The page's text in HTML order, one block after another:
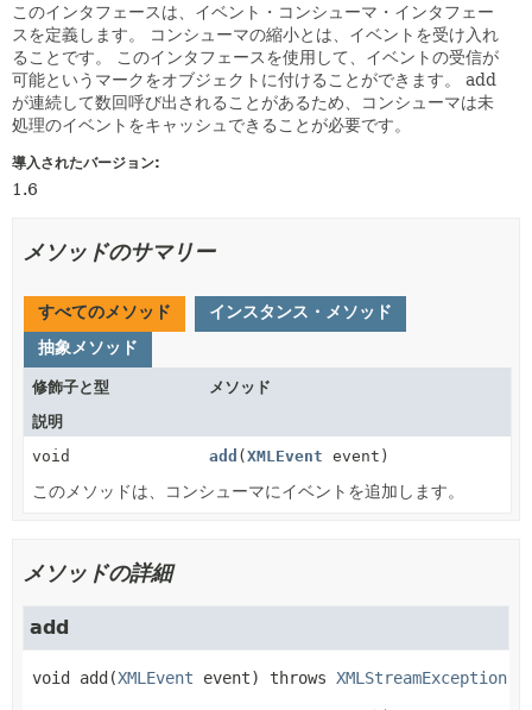
非推奨
索引
ヘルプ
メソッド
このインタフェースは、イベント・コンシューマ・インタフェー
スを定義します。
コンシューマの縮小とは、イベントを受け入れ
ることです。
このインタフェースを使用して、イベントの受信が
可能というマークをオブジェクトに付けることができます。
add
が連続して数回呼び出されることがあるため、コンシューマは未
処理のイベントをキャッシュできることが必要です。
導入されたバージョン:
1.6
メソッドのサマリー
すべてのメソッド
インスタンス・メソッド
抽象メソッド
修飾子と型
メソッド
説明
void
add (XMLEvent event)
このメソッドは、コンシューマにイベントを追加します。
メソッドの詳細
add
void add(XMLEvent event) throws XMLStreamException